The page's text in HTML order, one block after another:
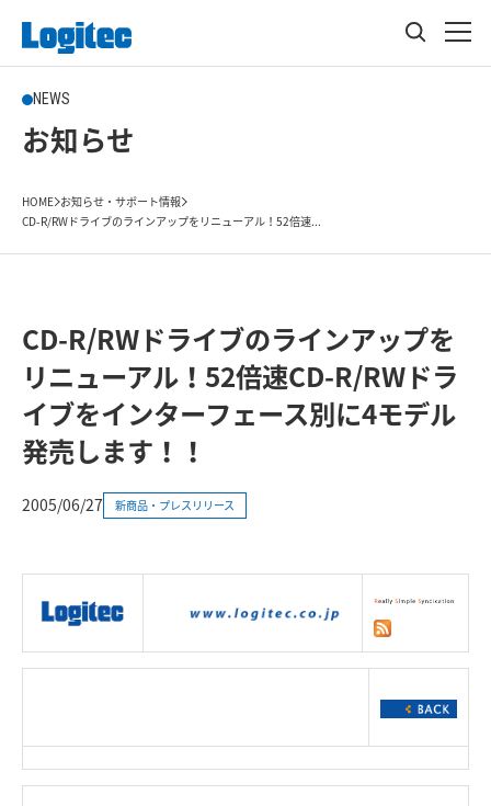
NEWS
お知らせ
HOME お知らせ・サポート情報
CD-R/RWドライブのラインアップをリニューアル！52倍速...
CD-R/RWドライブのラインアップを
リニューアル！52倍速CD-R/RWドラ
イブをインターフェース別に4モデル
発売します！！
2005/06/27 新商品・プレスリリース